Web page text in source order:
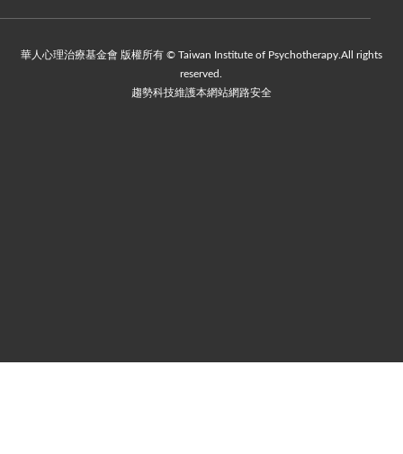
華人心理治療基金會 版權所有 © Taiwan Institute of Psychotherapy.All rights
reserved.
趨勢科技維護本網站網路安全